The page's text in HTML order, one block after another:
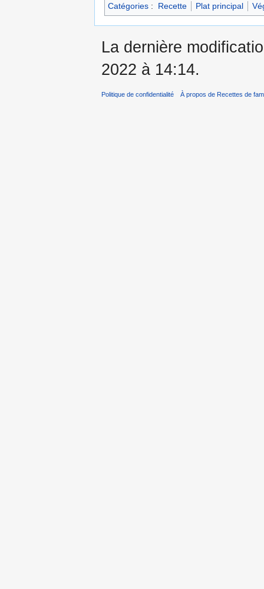
Catégories : Recette Plat principal
La dernière
2022 à 14:14.
Politique de confidentialité À propos de Recettes de